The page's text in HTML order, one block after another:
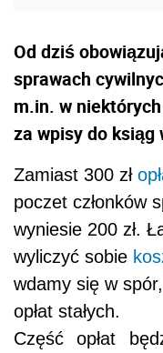
Od dziś
sprawach
m.in. w
za wpisy do ksiąg
Zamiast 300 zł
poczet członków
wyniesie 200 zł.
wyliczyć sobie
wdamy się w
opłat stałych.
Część opłat